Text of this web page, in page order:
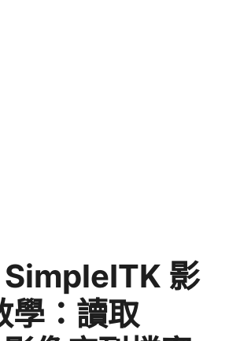
影
學：讀取